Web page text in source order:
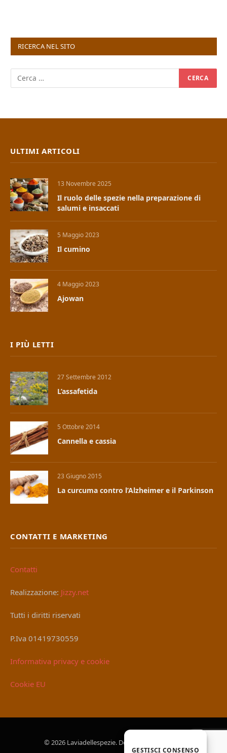
RICERCA NEL SITO
ULTIMI ARTICOLI
13 Novembre 2025
Il ruolo delle spezie nella preparazione di
salumi e insaccati
5 Maggio 2023
Il cumino
4 Maggio 2023
Ajowan
I PIÙ LETTI
27 Settembre 2012
L’assafetida
5 Ottobre 2014
Cannella e cassia
23 Giugno 2015
La curcuma contro l’Alzheimer e il Parkinson
CONTATTI E MARKETING
Contatti
Realizzazione: Jizzy.net
Tutti i diritti riservati
P.Iva 01419730559
Informativa privacy e cookie
Cookie EU
© 2026 Laviadellespezie. Designed by
GESTISCI CONSENSO